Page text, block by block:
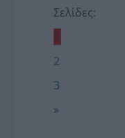
Σελίδες:
1
2
3
»